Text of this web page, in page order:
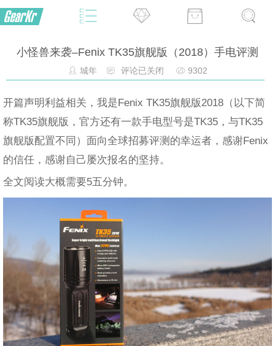
小怪兽来袭–Fenix TK35旗舰版（2018）手电评测
城年 评论已关闭 9302
开篇声明利益相关，我是Fenix TK35旗舰版2018（以下简
称TK35旗舰版，官方还有一款手电型号是TK35，与TK35
旗舰版配置不同）面向全球招募评测的幸运者，感谢Fenix
的信任，感谢自己屡次报名的坚持。
全文阅读大概需要5五分钟。